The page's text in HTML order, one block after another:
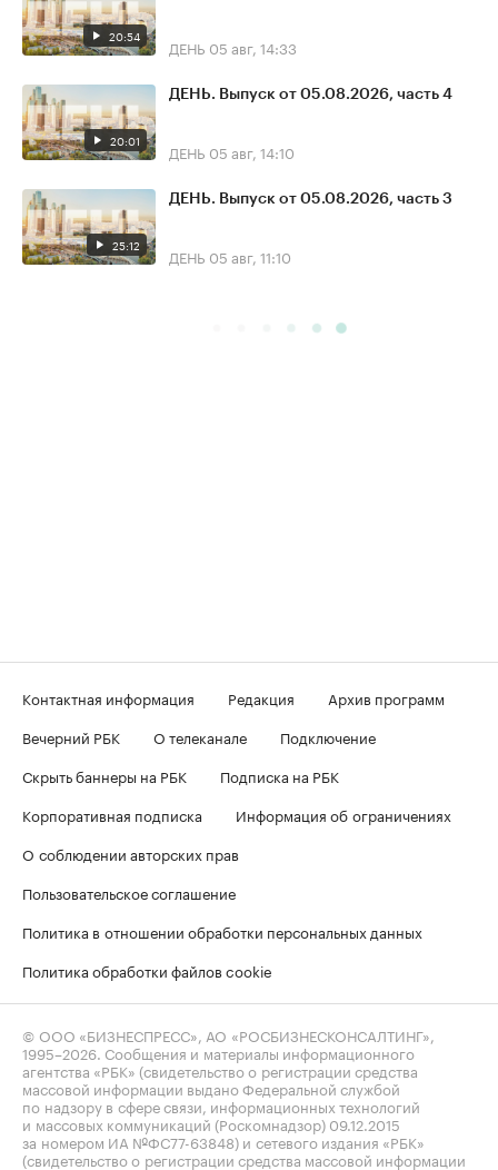
20:54 ДЕНЬ 05 авг, 14:33
20:01
ДЕНЬ. Выпуск от 05.08.2026, часть 4
ДЕНЬ 05 авг, 14:10
25:12
ДЕНЬ. Выпуск от 05.08.2026, часть 3
ДЕНЬ 05 авг, 11:10
Контактная информация Редакция
Архив программ
Вечерний РБК
О телеканале
Подключение
Скрыть баннеры на РБК
Подписка на РБК
Корпоративная подписка
Информация об ограничениях
О соблюдении авторских прав
Пользовательское соглашение
Политика в отношении обработки персональных данных
Политика обработки файлов cookie
© ООО «БИЗНЕСПРЕСС», АО «РОСБИЗНЕСКОНСАЛТИНГ»,
1995–2026 . Сообщения и материалы информационного
агентства «РБК» (свидетельство о регистрации средства
массовой информации выдано Федеральной службой
по надзору в сфере связи, информационных технологий
и массовых коммуникаций (Роскомнадзор) 09.12.2015
за номером ИА №ФС77-63848) и сетевого издания «РБК»
(свидетельство о регистрации средства массовой информации